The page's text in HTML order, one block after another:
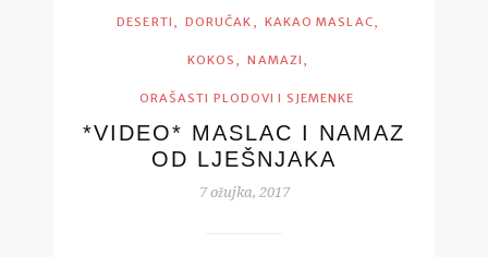
DESERTI , DORUČAK , KAKAO MASLAC,
KOKOS , NAMAZI ,
ORAŠASTI PLODOVI I SJEMENKE
*VIDEO* MASLAC I NAMAZ
OD LJEŠNJAKA
7 ožujka, 2017